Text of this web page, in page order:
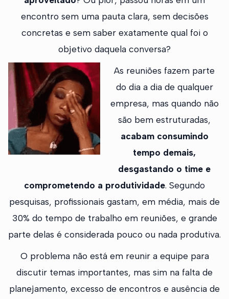
encontro sem uma pauta clara, sem decisões
concretas e sem saber exatamente qual foi o
objetivo daquela conversa?
As reuniões fazem parte
do dia a dia de qualquer
empresa, mas quando não
são bem estruturadas,
acabam consumindo
tempo demais,
desgastando o time e
comprometendo a produtividade. Segundo
pesquisas, profissionais gastam, em média, mais de
30% do tempo de trabalho em reuniões, e grande
parte delas é considerada pouco ou nada produtiva.
O problema não está em reunir a equipe para
discutir temas importantes, mas sim na falta de
planejamento, excesso de encontros e ausência de